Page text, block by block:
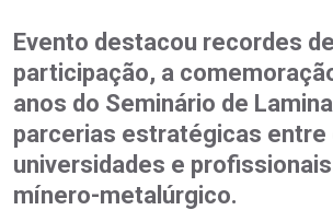
Evento destacou recordes de
participação, a
anos do Seminário de
parcerias estratégicas entre
universidades e
mínero-metalúrgico.